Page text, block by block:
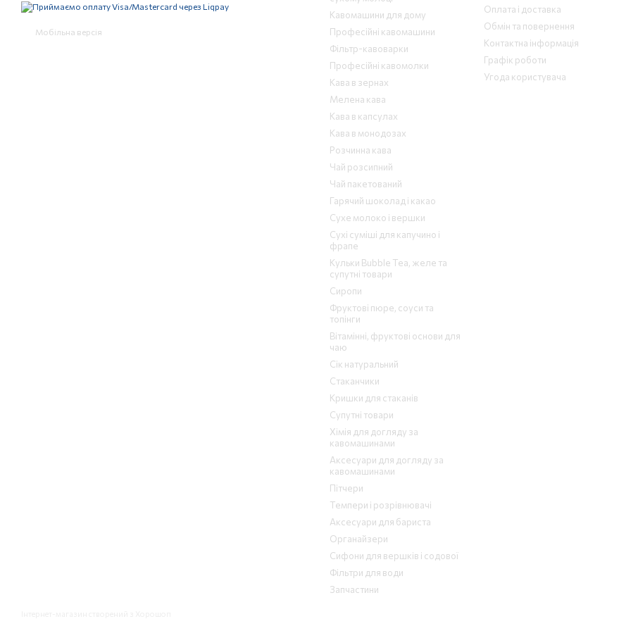
Мобільна версія
Кавомашини для дому
Професійні кавомашини
Фільтр-кавоварки
Професійні кавомолки
Кава в зернах
Мелена кава
Кава в капсулах
Кава в монодозах
Розчинна кава
Чай розсипний
Чай пакетований
Гарячий шоколад і какао
Сухе молоко і вершки
Сухі суміші для капучино і
фрапе
Кульки Bubble Tea, желе та
супутні товари
Сиропи
Фруктові пюре, соуси та
топінги
Вітамінні, фруктові основи для
чаю
Сік натуральний
Стаканчики
Кришки для стаканів
Супутні товари
Хімія для догляду за
кавомашинами
Аксесуари для догляду за
кавомашинами
Пітчери
Темпери і розрівнювачі
Аксесуари для бариста
Органайзери
Сифони для вершків і содової
Фільтри для води
Запчастини
Оплата і доставка
Обмін та повернення
Контактна інформація
Графік роботи
Угода користувача